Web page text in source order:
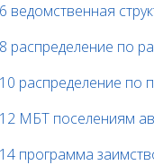
распределение по
распределение по
МБТ поселениям
программа